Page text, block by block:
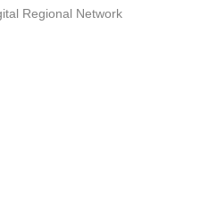
Regional Network